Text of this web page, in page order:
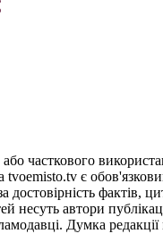
часткового
tvoemisto.tv є
достовірність фактів,
несуть автори
Думка